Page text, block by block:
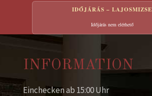
IDŐJÁRÁS – LAJOSMIZSE
Időjárás nem elérhető
INFORMATION
Einchecken ab 15:00 Uhr